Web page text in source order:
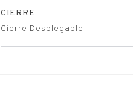
CIERRE
Cierre Desplegable